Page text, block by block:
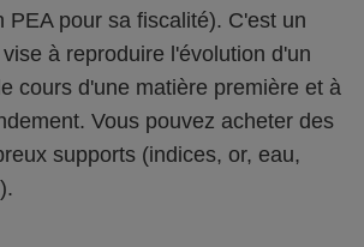
PEA pour sa fiscalité). C'est un
à reproduire l'évolution d'un
cours d'une matière première et à
Vous pouvez acheter des
supports (indices, or, eau,